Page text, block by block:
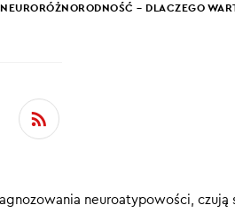
WARTO
NEURORÓŻNORODNOŚĆ – DLACZEGO
neuroatypowości, czują